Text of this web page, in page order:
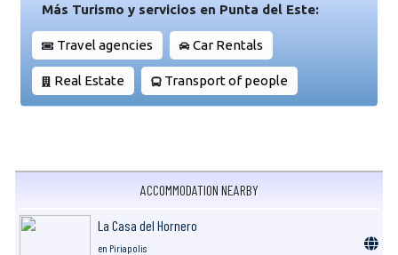
Más Turismo y servicios en Punta del Este:
Travel agencies Car Rentals
Real Estate Transport of people
ACCOMMODATION NEARBY
La Casa del Hornero
en Piriapolis